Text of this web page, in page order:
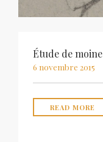
Étude de moine
6 novembre 2015
READ MORE